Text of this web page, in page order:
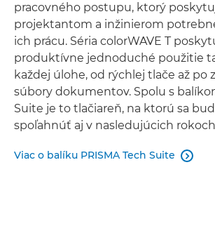
pracovného postupu, ktorý
projektantom a inžinierom
ich prácu. Séria colorWAVE T
produktívne jednoduché použitie
každej úlohe, od rýchlej tlače až po
súbory dokumentov. Spolu s
Suite je to tlačiareň, na ktorú sa
spoľahnúť aj v nasledujúcich
Viac o balíku PRISMA Tech Suite 